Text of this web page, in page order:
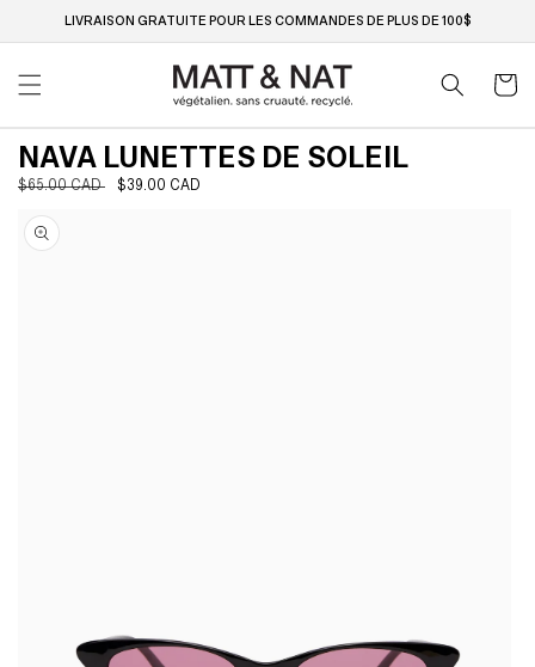
et passer
LIVRAISON GRATUITE POUR LES COMMANDES DE PLUS DE 100$
Panier
NAVA LUNETTES DE SOLEIL
Prix
$65.00 CAD
Prix
$39.00 CAD
informations
produits